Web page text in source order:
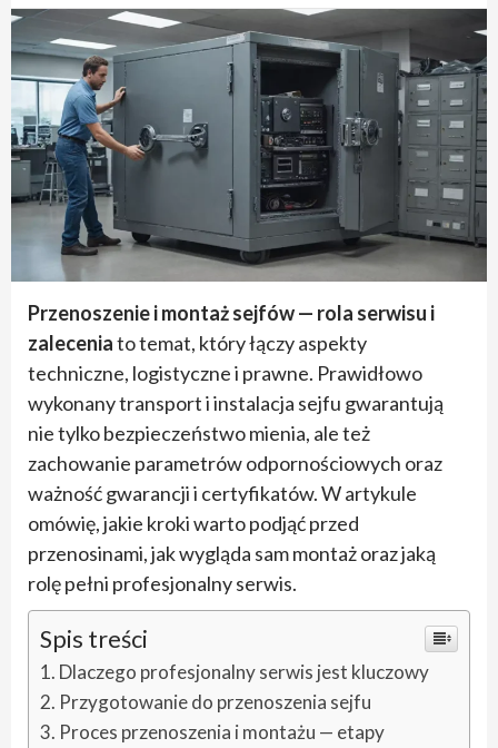
Przenoszenie i montaż sejfów — rola serwisu i
zaleceniato temat, który łączy aspekty
techniczne, logistyczne i prawne. Prawidłowo
wykonany transport i instalacja sejfu gwarantują
nie tylko bezpieczeństwo mienia, ale też
zachowanie parametrów odpornościowych oraz
ważność gwarancji i certyfikatów. W artykule
omówię, jakie kroki warto podjąć przed
przenosinami, jak wygląda sam montaż oraz jaką
rolę pełni profesjonalny serwis.
Spis treści
Dlaczego profesjonalny serwis jest kluczowy
Przygotowanie do przenoszenia sejfu
Proces przenoszenia i montażu — etapy